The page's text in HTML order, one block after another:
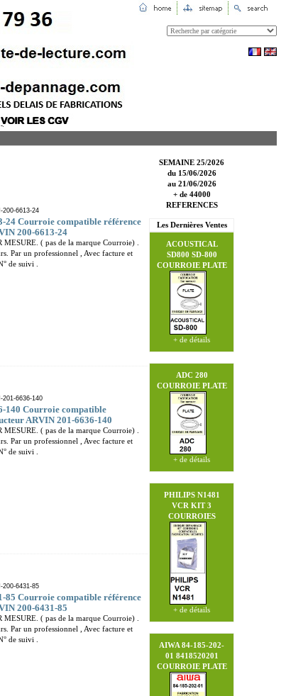
200-6613-24
24 Courroie compatible référence
200-6613-24
( pas de la marque Courroie) .
Par un professionnel , Avec facture et
de suivi .
6636-140
140 Courroie compatible
ARVIN 201-6636-140
( pas de la marque Courroie) .
Par un professionnel , Avec facture et
de suivi .
200-6431-85
85 Courroie compatible référence
200-6431-85
( pas de la marque Courroie) .
Par un professionnel , Avec facture et
de suivi .
SEMAINE 25/2026
du 15/06/2026
au 21/06/2026
+ de 44000
REFERENCES
Les Dernières Ventes
ACOUSTICAL
SD800 SD-800
COURROIE PLATE
+ de détails
ADC 280
COURROIE PLATE
+ de détails
PHILIPS N1481
VCR KIT 3
COURROIES
+ de détails
AIWA 84-185-202-
01 8418520201
COURROIE PLATE